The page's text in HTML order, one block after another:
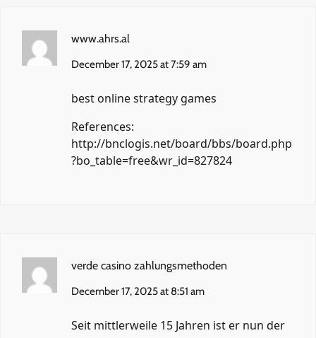
www.ahrs.al
December 17, 2025 at 7:59 am
best online strategy games
References:
http://bnclogis.net/board/bbs/board.php
?bo_table=free&wr_id=827824
verde casino zahlungsmethoden
December 17, 2025 at 8:51 am
Seit mittlerweile 15 Jahren ist er nun der